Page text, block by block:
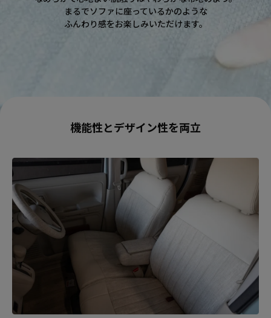
まるでソファに座っているかのような
ふんわり感をお楽しみいただけます。
機能性とデザイン性を両立